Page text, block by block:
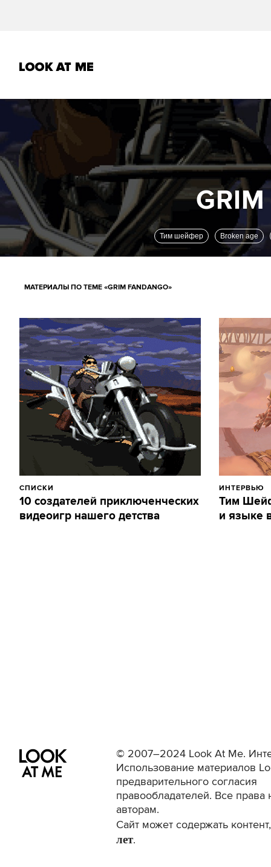
Тим шейфер Broken age
МАТЕРИАЛЫ ПО ТЕМЕ «GRIM FANDANGO»
СПИСКИ
10 создателей приключенческих
видеоигр нашего детства
ИНТЕРВЬЮ
Тим
и языке
© 2007–2024 Look At Me.
Использование материалов
предварительного согласия
правообладателей. Все права
авторам.
Сайт может содержать
лет.